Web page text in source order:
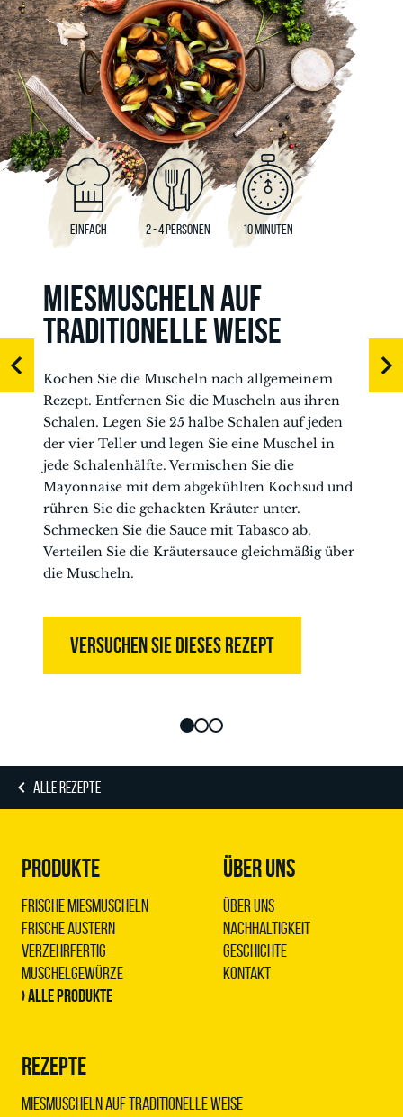
EINFACH 2 - 4 PERSONEN 10 MINUTEN
MIESMUSCHELN AUF
TRADITIONELLE WEISE
Kochen Sie die Muscheln nach allgemeinem
Rezept. Entfernen Sie die Muscheln aus ihren
Schalen. Legen Sie 25 halbe Schalen auf jeden
der vier Teller und legen Sie eine Muschel in
jede Schalenhälfte. Vermischen Sie die
Mayonnaise mit dem abgekühlten Kochsud und
rühren Sie die gehackten Kräuter unter.
Schmecken Sie die Sauce mit Tabasco ab.
Verteilen Sie die Kräutersauce gleichmäßig über
die Muscheln.
VERSUCHEN SIE DIESES REZEPT
ALLE REZEPTE
PRODUKTE
Frische Miesmuscheln
Frische Austern
Verzehrfertig
Muschelgewürze
› Alle Produkte
REZEPTE
Miesmuscheln auf traditionelle Weise
ÜBER UNS
Über uns
Nachhaltigkeit
Geschichte
Kontakt